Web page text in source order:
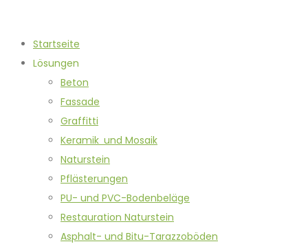
Startseite
Lösungen
Beton
Fassade
Graffitti
Keramik und Mosaik
Naturstein
Pflästerungen
PU- und PVC-Bodenbeläge
Restauration Naturstein
Asphalt- und Bitu-Tarazzoböden